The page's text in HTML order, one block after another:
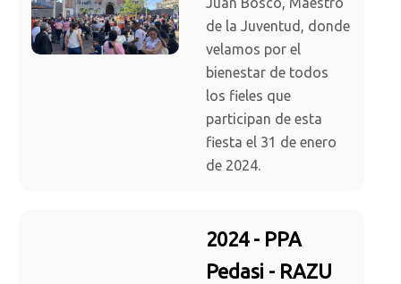
de la Juventud, donde
velamos por el
bienestar de todos
los fieles que
participan de esta
fiesta el 31 de enero
de 2024.
2024 - PPA
Pedasi - RAZU